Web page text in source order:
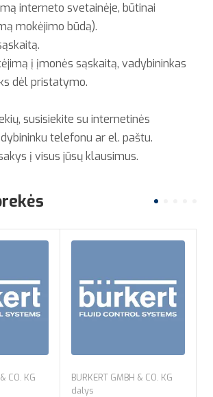
interneto svetainėje, būtinai
mokėjimo būdą).
į įmonės sąskaitą, vadybininkas
dėl pristatymo.
susisiekite su internetinės
telefonu ar el. paštu.
į visus jūsų klausimus.
CO. KG
BURKERT GMBH & CO. KG
dalys